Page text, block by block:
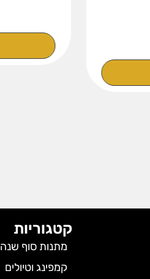
קטגוריות
מתנות סוף שנה
קמפינג וטיולים